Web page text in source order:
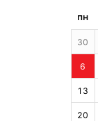
пн
30
6
13
20